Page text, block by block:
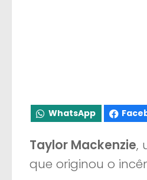
WhatsApp
Taylor Mackenzie,
que originou o